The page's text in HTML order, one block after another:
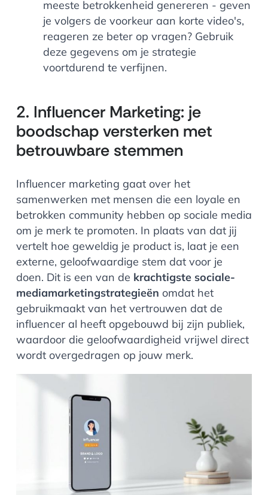
meeste betrokkenheid genereren - geven
je volgers de voorkeur aan korte video's,
reageren ze beter op vragen? Gebruik
deze gegevens om je strategie
voortdurend te verfijnen.
2. Influencer Marketing: je
boodschap versterken met
betrouwbare stemmen
Influencer marketing gaat over het
samenwerken met mensen die een loyale en
betrokken community hebben op sociale media
om je merk te promoten. In plaats van dat jij
vertelt hoe geweldig je product is, laat je een
externe, geloofwaardige stem dat voor je
doen. Dit is een van de krachtigste sociale-
mediamarketingstrategieën omdat het
gebruikmaakt van het vertrouwen dat de
influencer al heeft opgebouwd bij zijn publiek,
waardoor die geloofwaardigheid vrijwel direct
wordt overgedragen op jouw merk.